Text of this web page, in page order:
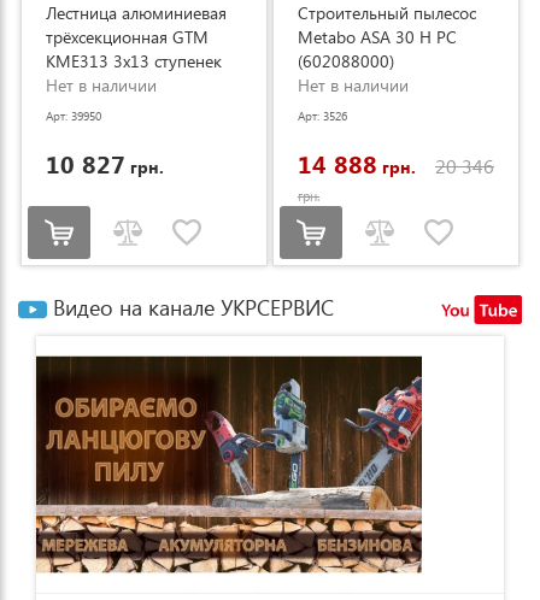
Лестница алюминиевая
трёхсекционная GTM
KME313 3x13 ступенек
3.53-8.93м (KME313)
Нет в наличии
Арт: 39950
10 827 грн.
Строительный пылесос
Metabo ASA 30 H PC
(602088000)
Нет в наличии
Арт: 3526
14 888 грн. 20 346
грн.
Видео на канале УКРСЕРВИС